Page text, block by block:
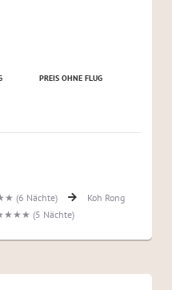
PREIS OHNE FLUG
(6 Nächte)
Koh Rong
(5 Nächte)